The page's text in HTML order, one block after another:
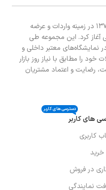
فروشگاه زیبادل فعالیت خود را از سال ۱۳۷۹ در زمینه واردات و عرضه
آغاز کرد. این مجموعه طی
معتبر داخلی و
را مطابق با نیاز روز بازار
رضایت و اعتماد مشتریان
های کاربر
دسترسی های کاربر
کاربری
در فروش
نمایندگی